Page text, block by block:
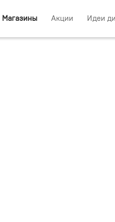
Магазины Акции Идеи